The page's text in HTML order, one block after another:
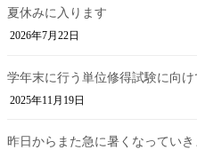
夏休みに入ります
2026年7月22日
学年末に行う単位修得試験に向
2025年11月19日
昨日からまた急に暑くなっていき